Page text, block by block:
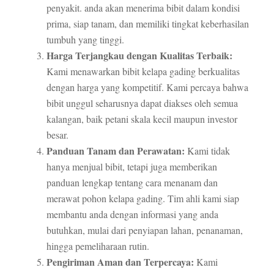
penyakit. anda akan menerima bibit dalam kondisi
prima, siap tanam, dan memiliki tingkat keberhasilan
tumbuh yang tinggi.
Harga Terjangkau dengan Kualitas Terbaik:
Kami menawarkan bibit kelapa gading berkualitas
dengan harga yang kompetitif. Kami percaya bahwa
bibit unggul seharusnya dapat diakses oleh semua
kalangan, baik petani skala kecil maupun investor
besar.
Panduan Tanam dan Perawatan: Kami tidak
hanya menjual bibit, tetapi juga memberikan
panduan lengkap tentang cara menanam dan
merawat pohon kelapa gading. Tim ahli kami siap
membantu anda dengan informasi yang anda
butuhkan, mulai dari penyiapan lahan, penanaman,
hingga pemeliharaan rutin.
Pengiriman Aman dan Terpercaya: Kami